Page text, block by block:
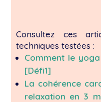
Consultez ces
techniques testées :
Comment le
[Défi1]
La cohérence
relaxation en 3